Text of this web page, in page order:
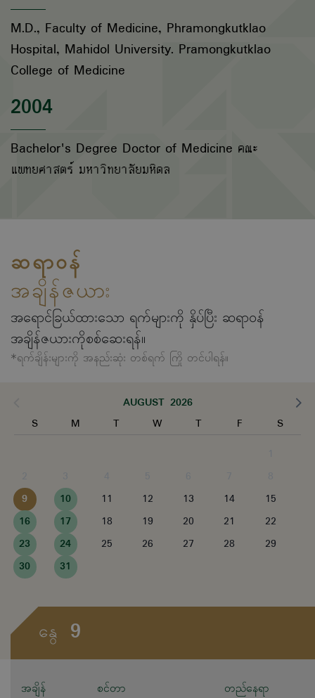
M.D., Faculty of Medicine, Phramongkutklao
Hospital, Mahidol University. Pramongkutklao
College of Medicine
2004
Bachelor's Degree Doctor of Medicine คณะ
แพทยศาสตร์ มหาวิทยาลัยมหิดล
ဆရာဝန်
အချိန်ဇယား
အရောင်ခြယ်ထားသော ရက်များကို နှိပ်ပြီး ဆရာဝန်
အချိန်ဇယားကိုစစ်ဆေးရန်။
*ရက်ချိန်းများကို အနည်းဆုံး တစ်ရက် ကြို တင်ပါရန်။
AUGUST 2026
S
M T W T F
S
9
10 11 12 13 14
15
16
17 18 19 20 21
22
23
24 25 26 27 28
29
30
31
နွေ 9
အချိန် စင်တာ တည်နေရာ